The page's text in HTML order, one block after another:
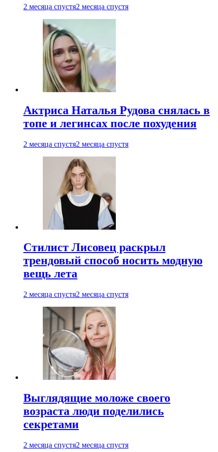
2 месяца спустя2 месяца спустя
Актриса Наталья Рудова снялась в
топе и легинсах после похудения
2 месяца спустя2 месяца спустя
Стилист Лисовец раскрыл
трендовый способ носить модную
вещь лета
2 месяца спустя2 месяца спустя
Выглядящие моложе своего
возраста люди поделились
секретами
2 месяца спустя2 месяца спустя